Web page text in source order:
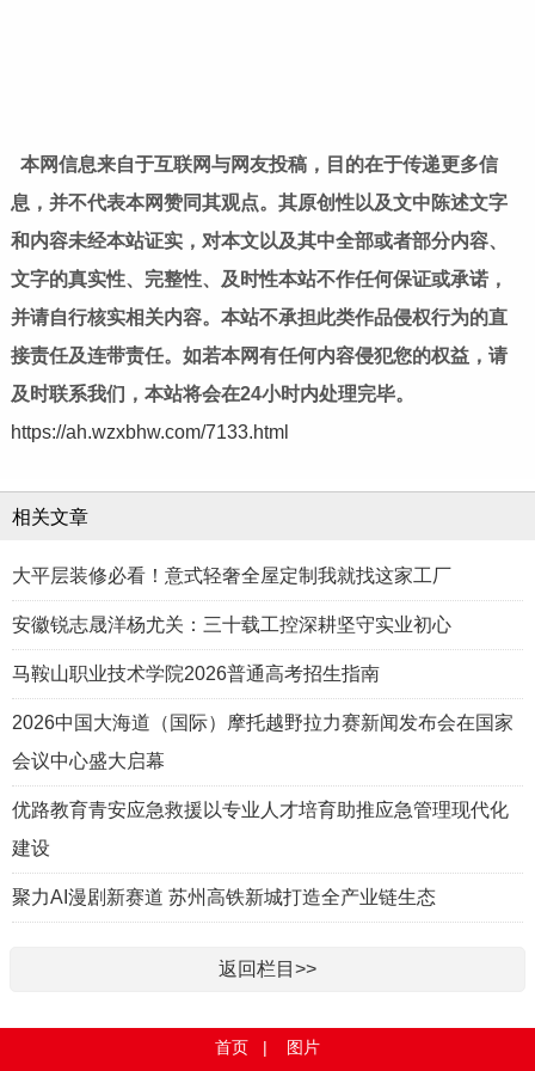
本网信息来自于互联网与网友投稿，目的在于传递更多信
息，并不代表本网赞同其观点。其原创性以及文中陈述文字
和内容未经本站证实，对本文以及其中全部或者部分内容、
文字的真实性、完整性、及时性本站不作任何保证或承诺，
并请自行核实相关内容。本站不承担此类作品侵权行为的直
接责任及连带责任。如若本网有任何内容侵犯您的权益，请
及时联系我们，本站将会在24小时内处理完毕。
https://ah.wzxbhw.com/7133.html
相关文章
大平层装修必看！意式轻奢全屋定制我就找这家工厂
安徽锐志晟洋杨尤关：三十载工控深耕坚守实业初心
马鞍山职业技术学院2026普通高考招生指南
2026中国大海道（国际）摩托越野拉力赛新闻发布会在国家
会议中心盛大启幕
优路教育青安应急救援以专业人才培育助推应急管理现代化
建设
聚力AI漫剧新赛道 苏州高铁新城打造全产业链生态
返回栏目>>
首页 | 图片